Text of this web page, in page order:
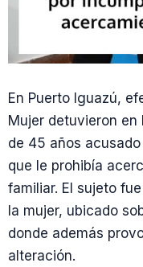
En Puerto Iguazú,
Mujer detuvieron en
de 45 años
que le prohibía
familiar. El sujeto
la mujer, ubicado
donde además
alteración.